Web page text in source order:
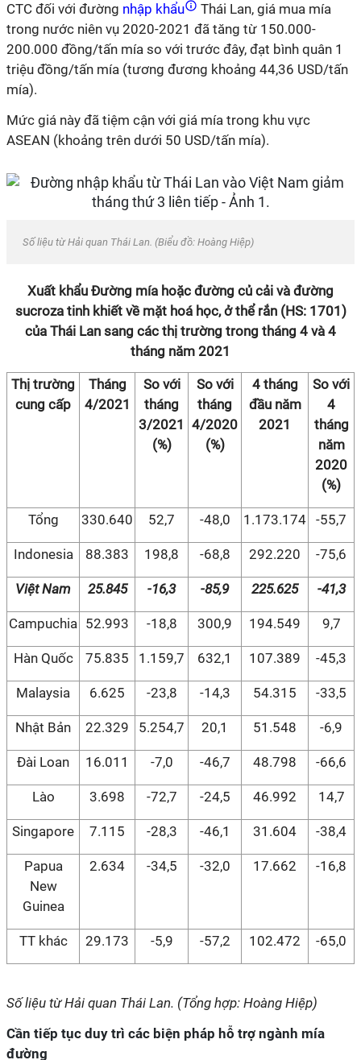
CTC đối với đường nhập khẩu
Thái Lan, giá mua mía
trong nước niên vụ 2020-2021 đã tăng từ 150.000-
200.000 đồng/tấn mía so với trước đây, đạt bình quân 1
triệu đồng/tấn mía (tương đương khoảng 44,36 USD/tấn
mía).
Mức giá này đã tiệm cận với giá mía trong khu vực
ASEAN (khoảng trên dưới 50 USD/tấn mía).
Số liệu từ Hải quan Thái Lan. (Biểu đồ: Hoàng Hiệp)
Xuất khẩu Đường mía hoặc đường củ cải và đường
sucroza tinh khiết về mặt hoá học, ở thể rắn (HS: 1701)
của Thái Lan sang các thị trường trong tháng 4 và 4
tháng năm 2021
Thị trường
cung cấp
Tháng
4/2021
So với
tháng
3/2021
(%)
So với
tháng
4/2020
(%)
4 tháng
đầu năm
2021
So với
4
tháng
năm
2020
(%)
Tổng 330.640 52,7 -48,0 1.173.174 -55,7
Indonesia 88.383 198,8 -68,8 292.220 -75,6
Việt Nam 25.845 -16,3 -85,9 225.625 -41,3
Campuchia 52.993 -18,8 300,9 194.549 9,7
Hàn Quốc 75.835 1.159,7 632,1 107.389 -45,3
Malaysia 6.625 -23,8 -14,3 54.315 -33,5
Nhật Bản 22.329 5.254,7 20,1 51.548 -6,9
Đài Loan 16.011 -7,0 -46,7 48.798 -66,6
Lào 3.698 -72,7 -24,5 46.992 14,7
Singapore 7.115 -28,3 -46,1 31.604 -38,4
Papua
New
Guinea
2.634 -34,5 -32,0 17.662 -16,8
TT khác 29.173 -5,9 -57,2 102.472 -65,0
Số liệu từ Hải quan Thái Lan. (Tổng hợp: Hoàng Hiệp)
Cần tiếp tục duy trì các biện pháp hỗ trợ ngành mía
đường